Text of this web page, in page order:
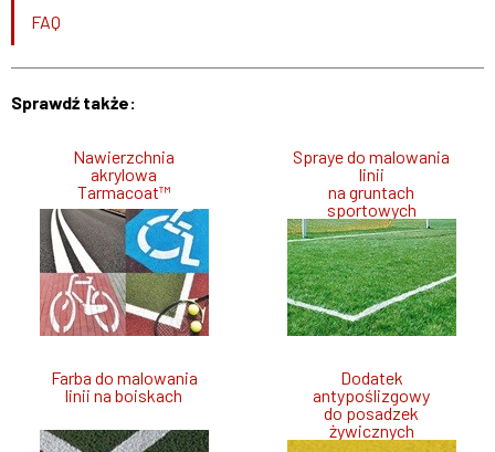
FAQ
Sprawdź także:
Nawierzchnia
akrylowa
Tarmacoat™
Spraye do malowania
linii
na gruntach
sportowych
Farba do malowania
linii na boiskach
Dodatek
antypoślizgowy
do posadzek
żywicznych